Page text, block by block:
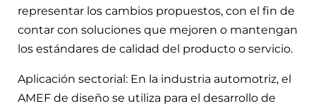
representar los cambios propuestos, con el fin de
contar con soluciones que mejoren o mantengan
los estándares de calidad del producto o servicio.
Aplicación sectorial: En la industria automotriz, el
AMEF de diseño se utiliza para el desarrollo de